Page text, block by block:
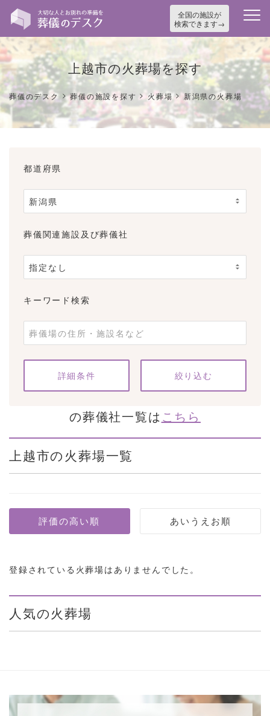
全国の施設が
検索できます
上越市の火葬場を探す
葬儀のデスク >葬儀の施設を探す > 火葬場>新潟県の火葬場
都道府県
葬儀関連施設及び葬儀社
キーワード検索
条件をクリア
詳細条件
の葬儀社一覧は こちら
上越市の火葬場一覧
登録されている火葬場はありませんでした。
人気の火葬場